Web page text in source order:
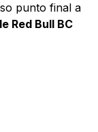
punto final a
Red Bull BC